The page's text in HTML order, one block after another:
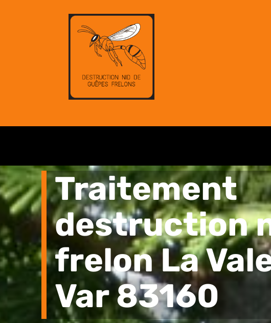
Traitement
destruction
frelon La
Var 83160